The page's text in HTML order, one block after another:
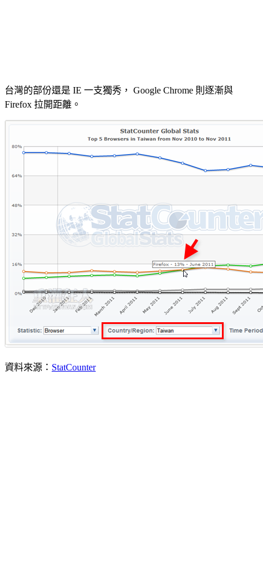
台灣的部份還是 IE 一支獨秀， Google Chrome 則逐漸與
Firefox 拉開距離。
資料來源： StatCounter